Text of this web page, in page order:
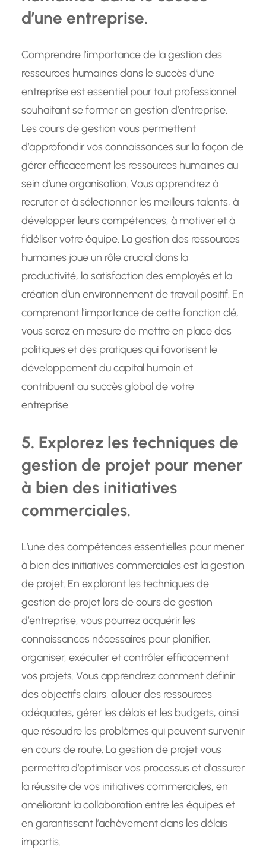
d’une entreprise.
Comprendre l’importance de la gestion des
ressources humaines dans le succès d’une
entreprise est essentiel pour tout professionnel
souhaitant se former en gestion d’entreprise.
Les cours de gestion vous permettent
d’approfondir vos connaissances sur la façon de
gérer efficacement les ressources humaines au
sein d’une organisation. Vous apprendrez à
recruter et à sélectionner les meilleurs talents, à
développer leurs compétences, à motiver et à
fidéliser votre équipe. La gestion des ressources
humaines joue un rôle crucial dans la
productivité, la satisfaction des employés et la
création d’un environnement de travail positif. En
comprenant l’importance de cette fonction clé,
vous serez en mesure de mettre en place des
politiques et des pratiques qui favorisent le
développement du capital humain et
contribuent au succès global de votre
entreprise.
5. Explorez les techniques de
gestion de projet pour mener
à bien des initiatives
commerciales.
L’une des compétences essentielles pour mener
à bien des initiatives commerciales est la gestion
de projet. En explorant les techniques de
gestion de projet lors de cours de gestion
d’entreprise, vous pourrez acquérir les
connaissances nécessaires pour planifier,
organiser, exécuter et contrôler efficacement
vos projets. Vous apprendrez comment définir
des objectifs clairs, allouer des ressources
adéquates, gérer les délais et les budgets, ainsi
que résoudre les problèmes qui peuvent survenir
en cours de route. La gestion de projet vous
permettra d’optimiser vos processus et d’assurer
la réussite de vos initiatives commerciales, en
améliorant la collaboration entre les équipes et
en garantissant l’achèvement dans les délais
impartis.